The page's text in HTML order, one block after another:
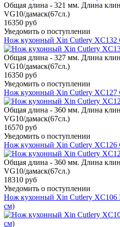
Общая длина - 321 мм. Длина
VG10/дамаск(67сл.)
16350 руб
Уведомить о поступлении
Нож кухонный Xin Cutlery XC132
Общая длина - 327 мм. Длина
VG10/дамаск(67сл.)
16350 руб
Уведомить о поступлении
Нож кухонный Xin Cutlery XC127
Общая длина - 360 мм. Длина
VG10/дамаск(67сл.)
16570 руб
Уведомить о поступлении
Нож кухонный Xin Cutlery XC126
Общая длина - 360 мм. Длина
VG10/дамаск(67сл.)
18310 руб
Уведомить о поступлении
Нож кухонный Xin Cutlery XC106
см)